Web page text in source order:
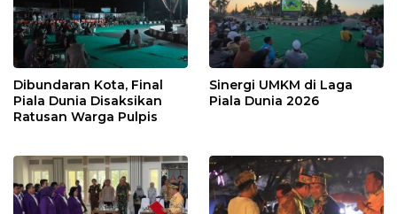
Dibundaran Kota, Final
Piala Dunia Disaksikan
Ratusan Warga Pulpis
Sinergi UMKM di Laga
Piala Dunia 2026